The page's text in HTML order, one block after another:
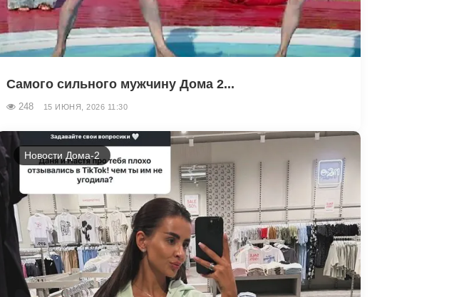
Самого сильного мужчину Дома 2...
248 15 ИЮНЯ, 2026 11:30
Новости Дома-2